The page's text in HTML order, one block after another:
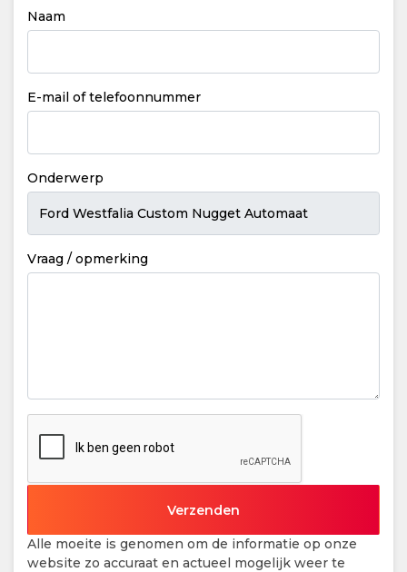
Naam
E-mail of telefoonnummer
Onderwerp
Vraag / opmerking
Alle moeite is genomen om de informatie op onze
website zo accuraat en actueel mogelijk weer te